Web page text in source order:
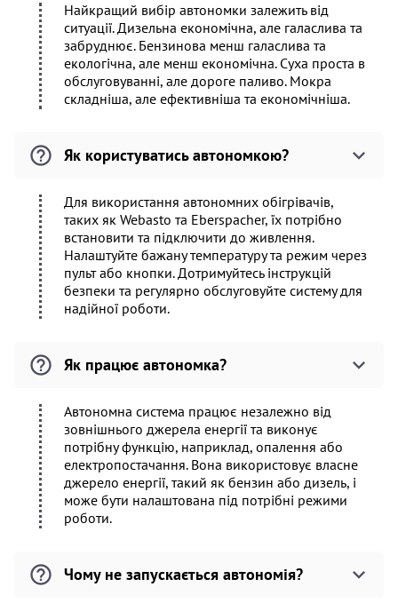
Найкращий вибір автономки залежить від
ситуації. Дизельна економічна, але галаслива та
забруднює. Бензинова менш галаслива та
екологічна, але менш економічна. Суха проста в
обслуговуванні, але дороге паливо. Мокра
складніша, але ефективніша та економічніша.
Як користуватись автономкою?
Для використання автономних обігрівачів,
таких як Webasto та Eberspacher, їх потрібно
встановити та підключити до живлення.
Налаштуйте бажану температуру та режим через
пульт або кнопки. Дотримуйтесь інструкцій
безпеки та регулярно обслуговуйте систему для
надійної роботи.
Як працює автономка?
Автономна система працює незалежно від
зовнішнього джерела енергії та виконує
потрібну функцію, наприклад, опалення або
електропостачання. Вона використовує власне
джерело енергії, такий як бензин або дизель, і
може бути налаштована під потрібні режими
роботи.
Чому не запускається автономія?